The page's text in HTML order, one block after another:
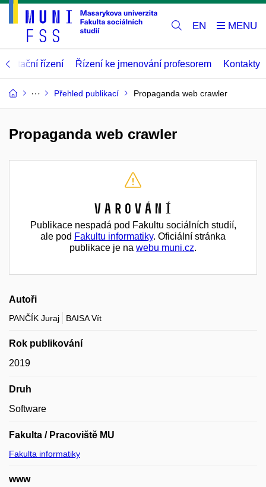
EN
řízení Řízení ke jmenování profesorem Kontakty
Přehled publikací Propaganda web crawler
Propaganda web crawler
Varování
Publikace nespadá pod Fakultu sociálních studií,
ale pod Fakultu informatiky. Oficiální stránka
publikace je na webu muni.cz.
Autoři
PANČÍK Juraj BAISA Vít
Rok publikování
2019
Druh
Software
Fakulta / Pracoviště MU
Fakulta informatiky
www